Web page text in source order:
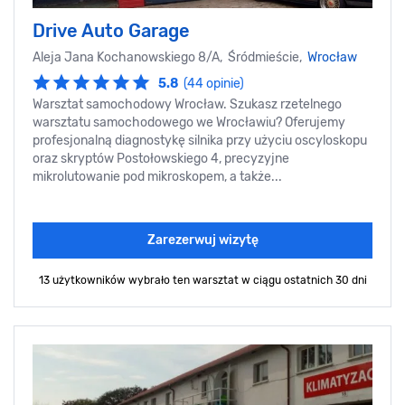
Drive Auto Garage
Aleja Jana Kochanowskiego 8/A, Śródmieście, Wrocław
5.8 (44 opinie)
Warsztat samochodowy Wrocław. Szukasz rzetelnego
warsztatu samochodowego we Wrocławiu? Oferujemy
profesjonalną diagnostykę silnika przy użyciu oscyloskopu
oraz skryptów Postołowskiego 4, precyzyjne
mikrolutowanie pod mikroskopem, a także...
Zarezerwuj wizytę
13 użytkowników wybrało ten warsztat w ciągu ostatnich 30 dni